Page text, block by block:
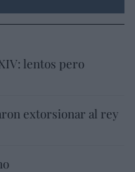
lentos pero
extorsionar al rey